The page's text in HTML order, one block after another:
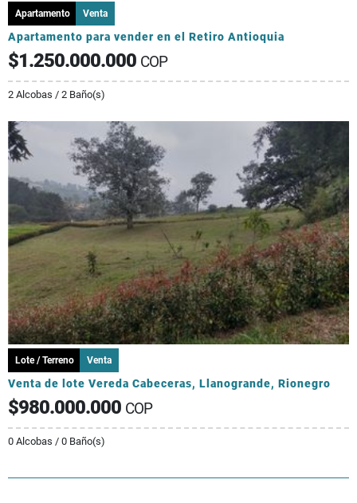
Apartamento Venta
Apartamento para vender en el Retiro Antioquia
$1.250.000.000 COP
2 Alcobas / 2 Baño(s)
Lote / Terreno Venta
Venta de lote Vereda Cabeceras, Llanogrande, Rionegro
$980.000.000 COP
0 Alcobas / 0 Baño(s)